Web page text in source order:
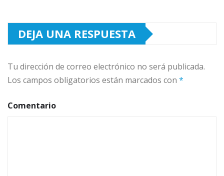
DEJA UNA RESPUESTA
Tu dirección de correo electrónico no será publicada.
Los campos obligatorios están marcados con *
Comentario